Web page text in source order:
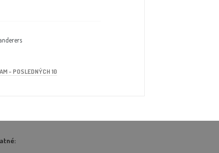
- POSLEDNÝCH 10